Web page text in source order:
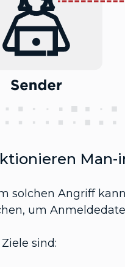
solchen Angriff
um
sind: